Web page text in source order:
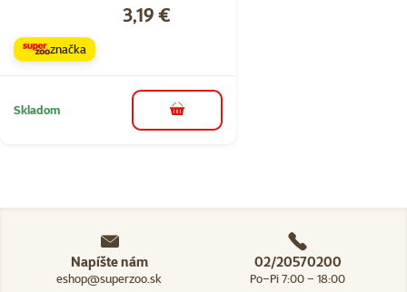
Cena
3,19 €
značka
Skladom do košíka
Napíšte nám
eshop@superzoo.sk
02/20570200
Po–Pi 7:00 – 18:00